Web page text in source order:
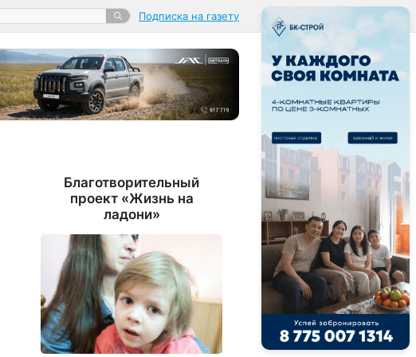
Подписка на газету
Благотворительный
проект «Жизнь на
ладони»